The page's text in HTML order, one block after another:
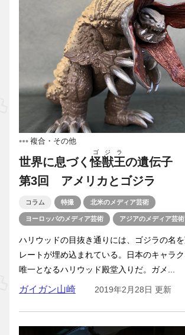
複合・その他
世界に息づく怪獣王
ゴジラ
の遺伝子
第3回 アメリカとゴジラ
コラム 特撮 北米のメディア芸術
ヨーロッパのメディア芸術 アジアのメディア芸術
ハリウッドの目抜き通りには、ゴジラの名
レートが埋め込まれている。日本のキャラク
唯一となるハリウッド殿堂入りだ。ガメ...
ガイガン山崎 2019年2月28日 更新